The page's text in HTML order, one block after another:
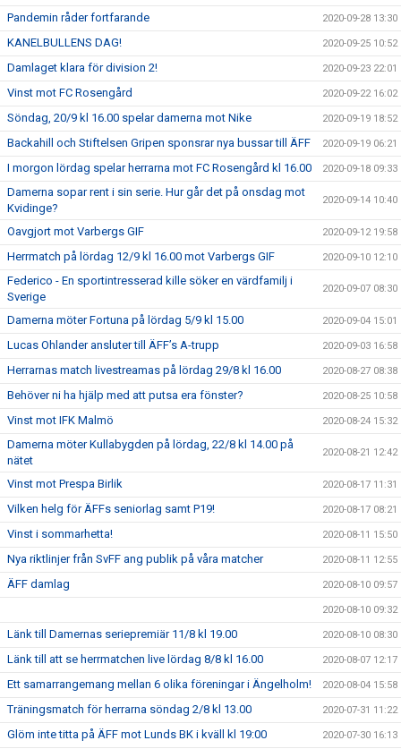
Pandemin råder fortfarande 2020-09-28 13:30
KANELBULLENS DAG! 2020-09-25 10:52
Damlaget klara för division 2! 2020-09-23 22:01
Vinst mot FC Rosengård 2020-09-22 16:02
Söndag, 20/9 kl 16.00 spelar damerna mot Nike 2020-09-19 18:52
Backahill och Stiftelsen Gripen sponsrar nya bussar till ÄFF 2020-09-19 06:21
I morgon lördag spelar herrarna mot FC Rosengård kl 16.00 2020-09-18 09:33
Damerna sopar rent i sin serie. Hur går det på onsdag mot
Kvidinge?
2020-09-14 10:40
Oavgjort mot Varbergs GIF 2020-09-12 19:58
Herrmatch på lördag 12/9 kl 16.00 mot Varbergs GIF 2020-09-10 12:10
Federico - En sportintresserad kille söker en värdfamilj i
Sverige
2020-09-07 08:30
Damerna möter Fortuna på lördag 5/9 kl 15.00 2020-09-04 15:01
Lucas Ohlander ansluter till ÄFF’s A-trupp 2020-09-03 16:58
Herrarnas match livestreamas på lördag 29/8 kl 16.00 2020-08-27 08:38
Behöver ni ha hjälp med att putsa era fönster? 2020-08-25 10:58
Vinst mot IFK Malmö 2020-08-24 15:32
Damerna möter Kullabygden på lördag, 22/8 kl 14.00 på
nätet
2020-08-21 12:42
Vinst mot Prespa Birlik 2020-08-17 11:31
Vilken helg för ÄFFs seniorlag samt P19! 2020-08-17 08:21
Vinst i sommarhetta! 2020-08-11 15:50
Nya riktlinjer från SvFF ang publik på våra matcher 2020-08-11 12:55
ÄFF damlag 2020-08-10 09:57
2020-08-10 09:32
Länk till Damernas seriepremiär 11/8 kl 19.00 2020-08-10 08:30
Länk till att se herrmatchen live lördag 8/8 kl 16.00 2020-08-07 12:17
Ett samarrangemang mellan 6 olika föreningar i Ängelholm! 2020-08-04 15:58
Träningsmatch för herrarna söndag 2/8 kl 13.00 2020-07-31 11:22
Glöm inte titta på ÄFF mot Lunds BK i kväll kl 19:00 2020-07-30 16:13